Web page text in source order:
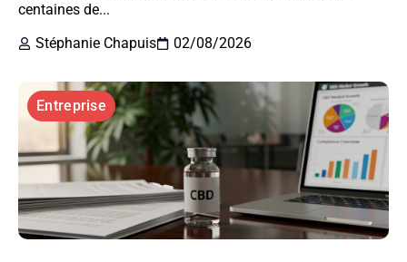
centaines de...
Stéphanie Chapuis
02/08/2026
Entreprise